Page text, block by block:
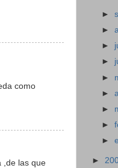
como
,de las que
►
►
►
►
►
►
►
►
►
►